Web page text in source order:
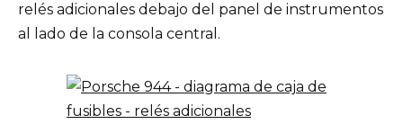
relés adicionales debajo del panel de instrumentos
al lado de la consola central.